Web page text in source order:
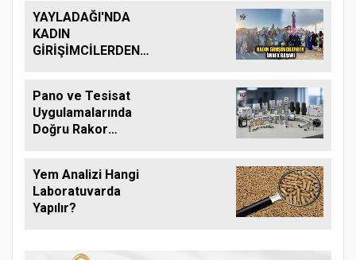
YAYLADAĞI'NDA
KADIN
GİRİŞİMCİLERDEN
Pano ve Tesisat
Uygulamalarında
Doğru Rakor
Yem Analizi Hangi
Laboratuvarda
Yapılır?